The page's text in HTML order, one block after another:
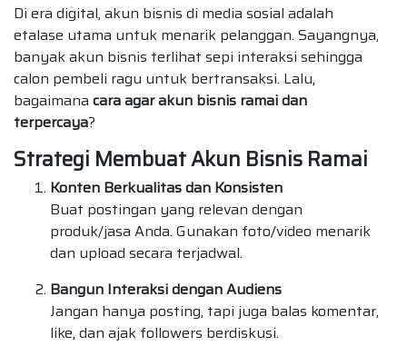
Di era digital, akun bisnis di media sosial adalah
etalase utama untuk menarik pelanggan. Sayangnya,
banyak akun bisnis terlihat sepi interaksi sehingga
calon pembeli ragu untuk bertransaksi. Lalu,
bagaimana cara agar akun bisnis ramai dan
terpercaya?
Strategi Membuat Akun Bisnis Ramai
Konten Berkualitas dan Konsisten
Buat postingan yang relevan dengan
produk/jasa Anda. Gunakan foto/video menarik
dan upload secara terjadwal.
Bangun Interaksi dengan Audiens
Jangan hanya posting, tapi juga balas komentar,
like, dan ajak followers berdiskusi.